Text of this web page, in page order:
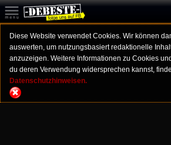
Diese Website verwendet Cookies. Wir können
auswerten, um nutzungsbasiert redaktionelle
anzuzeigen. Weitere Informationen zu Cookies
du deren Verwendung widersprechen kannst,
Datenschutzhinweisen.